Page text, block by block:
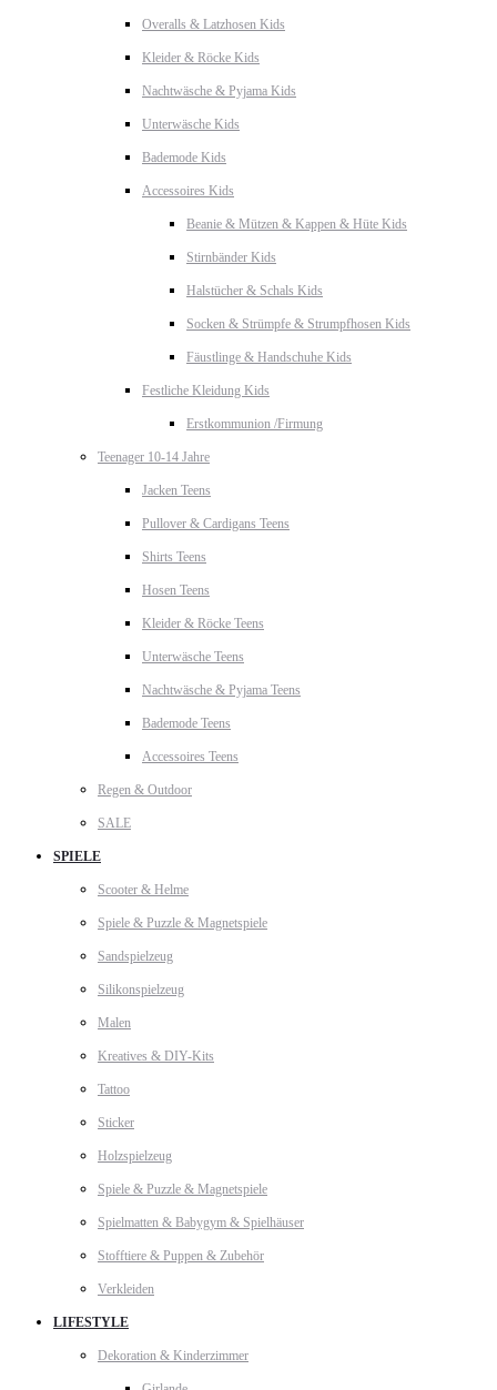
Overalls & Latzhosen Kids
Kleider & Röcke Kids
Nachtwäsche & Pyjama Kids
Unterwäsche Kids
Bademode Kids
Accessoires Kids
Beanie & Mützen & Kappen & Hüte Kids
Stirnbänder Kids
Halstücher & Schals Kids
Socken & Strümpfe & Strumpfhosen Kids
Fäustlinge & Handschuhe Kids
Festliche Kleidung Kids
Erstkommunion /Firmung
Teenager 10-14 Jahre
Jacken Teens
Pullover & Cardigans Teens
Shirts Teens
Hosen Teens
Kleider & Röcke Teens
Unterwäsche Teens
Nachtwäsche & Pyjama Teens
Bademode Teens
Accessoires Teens
Regen & Outdoor
SALE
SPIELE
Scooter & Helme
Spiele & Puzzle & Magnetspiele
Sandspielzeug
Silikonspielzeug
Malen
Kreatives & DIY-Kits
Tattoo
Sticker
Holzspielzeug
Spiele & Puzzle & Magnetspiele
Spielmatten & Babygym & Spielhäuser
Stofftiere & Puppen & Zubehör
Verkleiden
LIFESTYLE
Dekoration & Kinderzimmer